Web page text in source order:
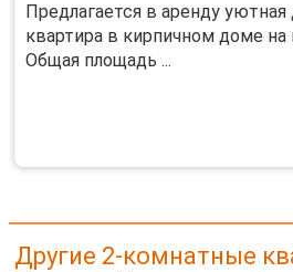
Предлагается в аренду
квартира в кирпичном доме
Общая площадь ...
Другие 2-комнатные